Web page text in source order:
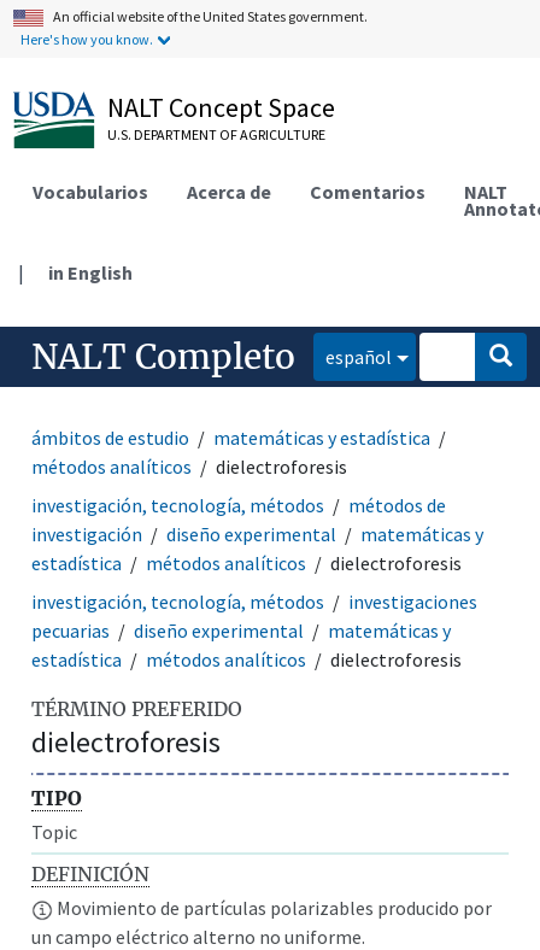
An official website of the United States government.
Here's how you know.
NALT Concept Space
U.S. DEPARTMENT OF AGRICULTURE
Vocabularios Acerca de Comentarios NALT
| in English
NALT Completo español
ámbitos de estudio
matemáticas y estadística
métodos analíticos
dielectroforesis
investigación, tecnología, métodos
métodos de
investigación
diseño experimental
matemáticas y
estadística
métodos analíticos
dielectroforesis
investigación, tecnología, métodos
investigaciones
pecuarias
diseño experimental
matemáticas y
estadística
métodos analíticos dielectroforesis
TÉRMINO PREFERIDO
dielectroforesis
TIPO
Topic
DEFINICIÓN
Movimiento de partículas polarizables producido por
un campo eléctrico alterno no uniforme.